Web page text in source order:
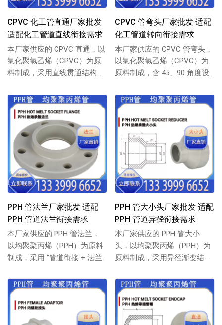
CPVC 化工管直通厂家批发
适配化工管道直线衔接需求
本厂家供应的 CPVC 直通，以
氯化聚氯乙烯（CPVC）为原
料制成，采用直线贯通结构，
衔...
CPVC 管弯头厂家批发 适配
化工管道转向衔接需求
本厂家供应的 CPVC 管弯头，
以氯化聚氯乙烯（CPVC）为
原料制成，含 45、90 角度设
PPH 管法兰厂家批发 适配
PPH 管道法兰衔接需求
本厂家供应的 PPH 管法兰，
以均聚聚丙烯（PPH）为原料
制成，采用 “管道衔接 + 法兰
PPH 管大小头厂家批发 适配
PPH 管道异径衔接需求
本厂家供应的 PPH 管大小
头，以均聚聚丙烯（PPH）为
原料制成，采用异径渐变结
过渡衔接设...